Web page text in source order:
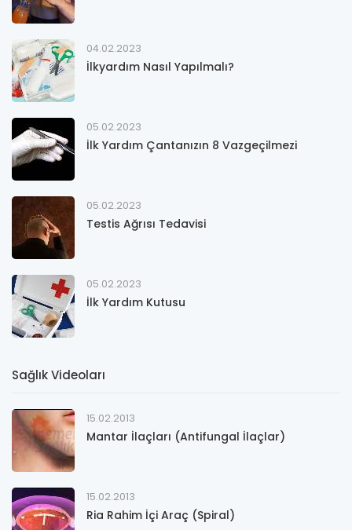
04.02.2023
İlkyardım Nasıl Yapılmalı?
05.02.2023
İlk Yardım Çantanızın 8 Vazgeçilmezi
05.02.2023
Testis Ağrısı Tedavisi
05.02.2023
İlk Yardım Kutusu
Sağlık Videoları
15.02.2013
Mantar İlaçları (Antifungal İlaçlar)
15.02.2013
Ria Rahim İçi Araç (Spiral)